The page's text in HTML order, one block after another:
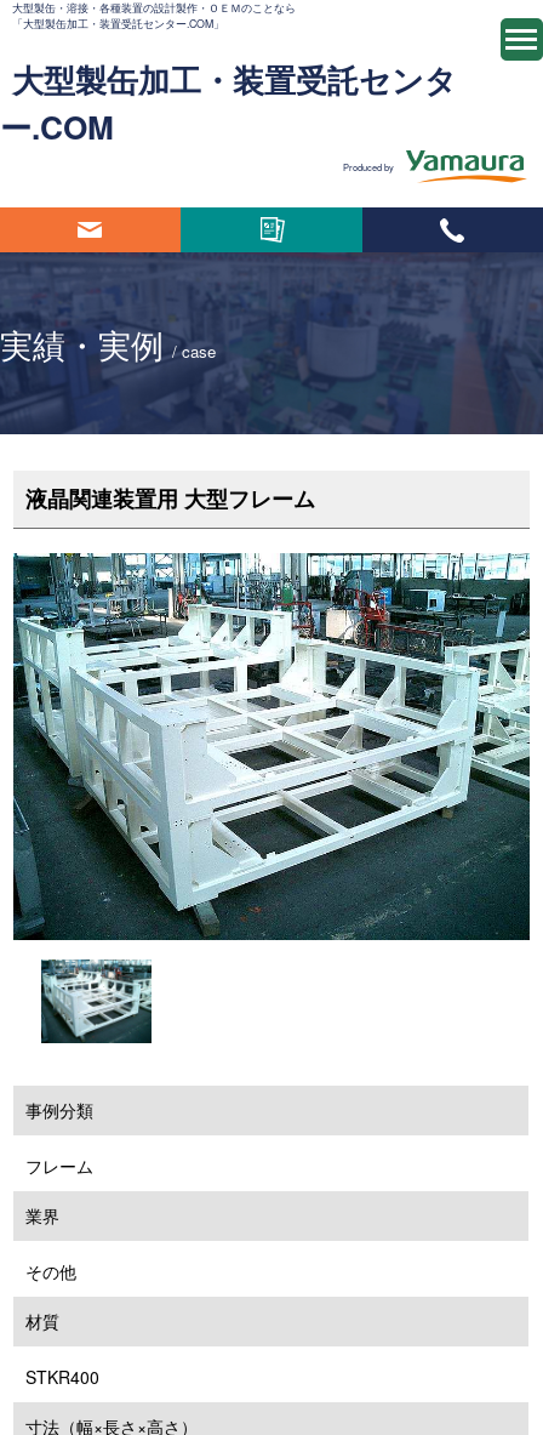
⼤型製⽸・溶接・各種装置の設計製作・ＯＥＭのことなら
「大型製缶加工・装置受託センター.COM」
大型製缶加工・装置受託センタ
ー.COM
Produced by
実績・実例/ case
液晶関連装置用 大型フレーム
事例分類
フレーム
業界
その他
材質
STKR400
寸法（幅×長さ×高さ）